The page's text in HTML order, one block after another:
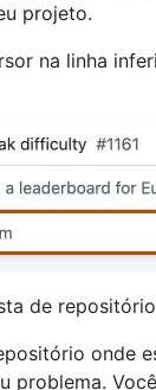
projeto.
na linha
de
onde
problema.